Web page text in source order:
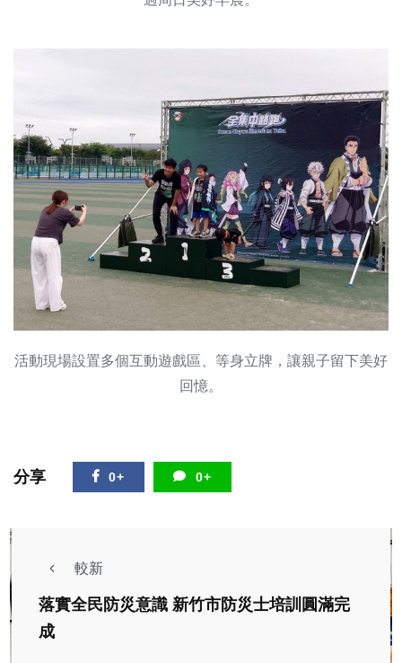
活動現場設置多個互動遊戲區、等身立牌，讓親子留下美好
回憶。
分享 0+ 0+
較新
落實全民防災意識 新竹市防災士培訓圓滿完
成